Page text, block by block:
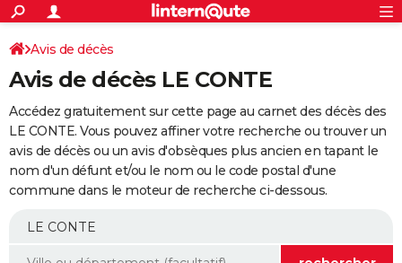
ACTUALITÉS
Politique
Société
Faits Divers
Education
Monde
Villes
+
SPORT
Coupe du monde 2026
Football
Tennis
Cyclisme
Rugby
Forum
Programme TV
TNTStreaming
Cinéma
Sorties cinéma
Musique
+FINANCE
Retraite
Epargne
Immobilier
Risques naturels par ville
Banque
Assurance
AUTO
Essais
Réserver un essai
Citadines
Berlines
SUV
Forum auto
+
Mobiles
Meilleur smartphone
Internet
Ordinateurs
Jeux vidéo
Guide high-tech
Avis de décès
Avis de décès LE CONTE
Accédez gratuitement sur cette page au carnet des décès des
LE CONTE. Vous pouvez affiner votre recherche ou trouver un
avis de décès ou un avis d'obsèques plus ancien en tapant le
nom d'un défunt et/ou le nom ou le code postal d'une
commune dans le moteur de recherche ci-dessous.